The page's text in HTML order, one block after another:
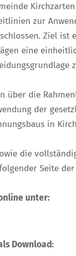
zur
Ziel ist
eine
über die
der
in
die
Seite der
unter:
Download: